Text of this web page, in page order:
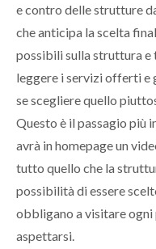
e contro delle strutture
che anticipa la scelta
possibili sulla struttura e
leggere i servizi offerti e
se scegliere quello
Questo è il passagio più
avrà in homepage un
tutto quello che la
possibilità di essere
obbligano a visitare ogni
aspettarsi.